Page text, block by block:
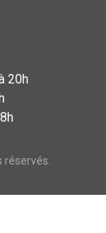
20h
réservés.